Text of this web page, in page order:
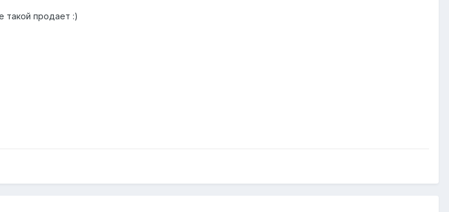
такой продает :)